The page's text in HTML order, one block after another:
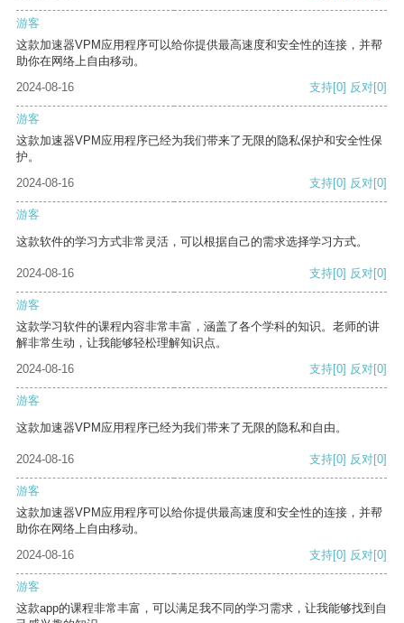
游客
这款加速器VPM应用程序可以给你提供最高速度和安全性的连接，并帮
助你在网络上自由移动。
2024-08-16
支持[0] 反对[0]
游客
这款加速器VPM应用程序已经为我们带来了无限的隐私保护和安全性保
护。
2024-08-16
支持[0] 反对[0]
游客
这款软件的学习方式非常灵活，可以根据自己的需求选择学习方式。
2024-08-16 支持[0] 反对[0]
游客
这款学习软件的课程内容非常丰富，涵盖了各个学科的知识。老师的讲
解非常生动，让我能够轻松理解知识点。
2024-08-16
支持[0] 反对[0]
游客
这款加速器VPM应用程序已经为我们带来了无限的隐私和自由。
2024-08-16 支持[0] 反对[0]
游客
这款加速器VPM应用程序可以给你提供最高速度和安全性的连接，并帮
助你在网络上自由移动。
2024-08-16
支持[0] 反对[0]
游客
这款app的课程非常丰富，可以满足我不同的学习需求，让我能够找到自